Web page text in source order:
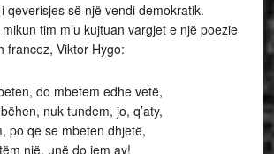
qeverisjes së një vendi demokratik.
tim m’u kujtuan vargjet e një poezie
francez, Viktor Hygo:
do mbetem edhe vetë,
nuk tundem, jo, q’aty,
po qe se mbeten dhjetë,
një, unë do jem ay!